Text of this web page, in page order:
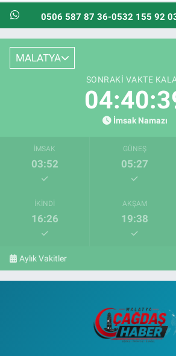
0506 587 87 36-0532 155 92
MALATYA
SONRAKI VAKTE
İmsak Namazı
İMSAK
03:52
GÜNEŞ
05:27
İKINDI
16:26
AKŞAM
19:38
Aylık Vakitler